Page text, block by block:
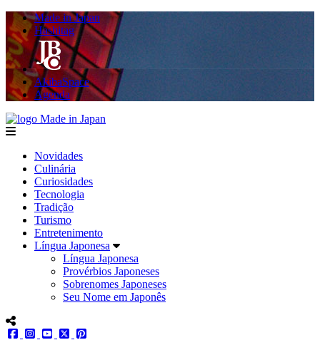
Made in Japan
Hashitag
AkibaSpace
Agenda
menu
Novidades
Culinária
Curiosidades
Tecnologia
Tradição
Turismo
Entretenimento
Língua Japonesa
Língua Japonesa
Provérbios Japoneses
Sobrenomes Japoneses
Seu Nome em Japonês
menu redes social
facebookinstagram
youtube
twitter